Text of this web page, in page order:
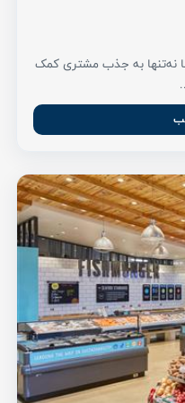
نه‌تنها به جذب مشتری کمک